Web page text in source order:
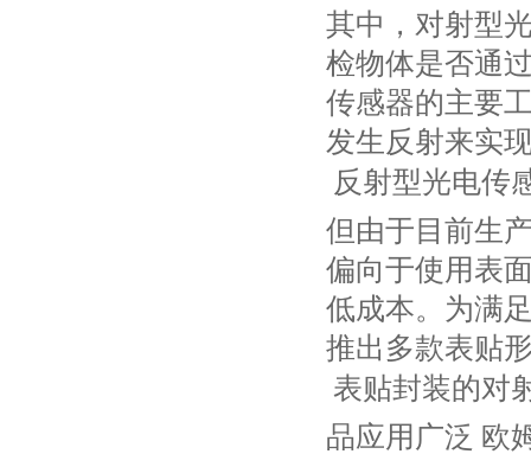
其中，对射型
检物体是否通
传感器的主要
发生反射来实
 反射型光电传
但由于目前生
偏向于使用表
低成本。为满
推出多款表贴
 表贴封装的
品应用广泛 欧